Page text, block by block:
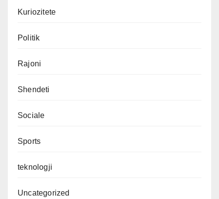
Kuriozitete
Politik
Rajoni
Shendeti
Sociale
Sports
teknologji
Uncategorized